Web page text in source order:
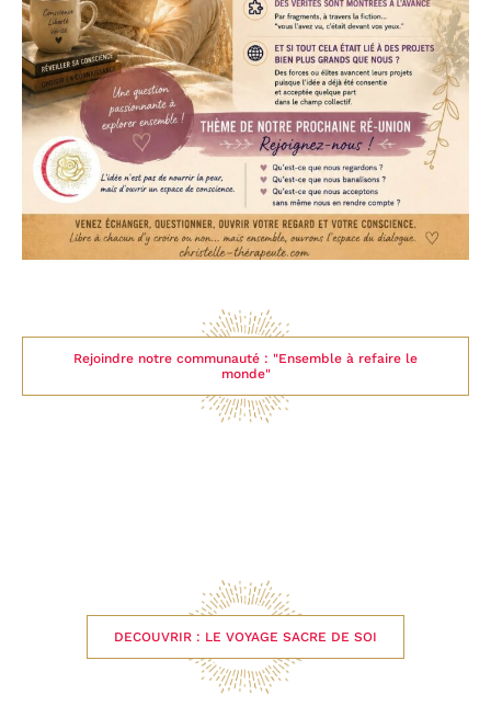
Rejoindre notre communauté : "Ensemble à refaire le
monde"
DECOUVRIR : LE VOYAGE SACRE DE SOI